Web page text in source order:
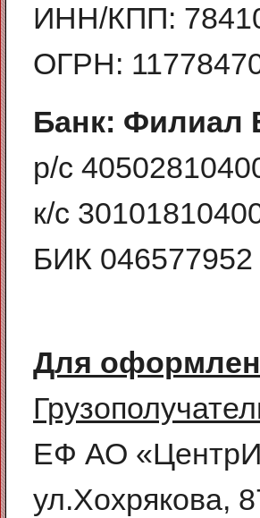
ИНН/КПП:
ОГРН:
Банк: Филиал
р/с
к/с
БИК 046577952
Для
ЕФ АО
ул.Хохрякова,